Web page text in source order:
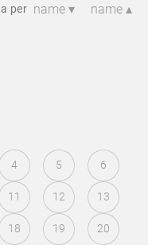
per name ▾ name ▴
4 5 6
11 12 13
18 19 20